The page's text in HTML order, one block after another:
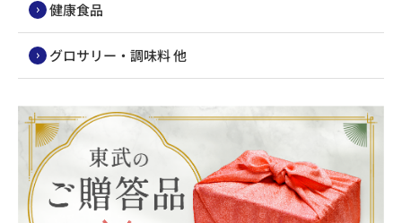
健康食品
グロサリー・調味料 他